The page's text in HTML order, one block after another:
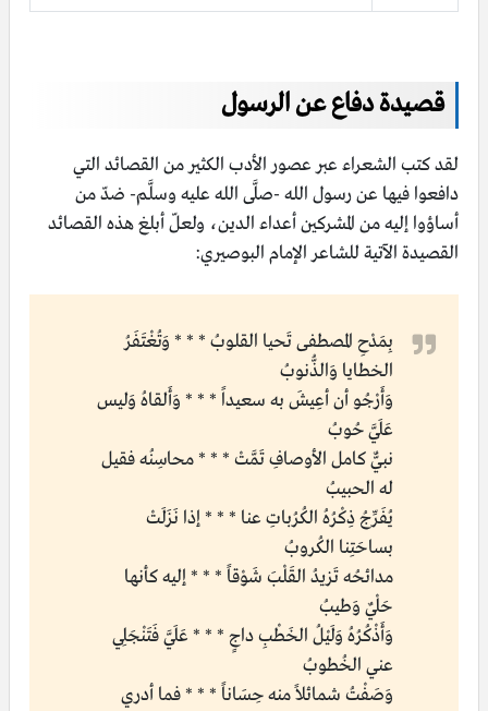
قصيدة دفاع عن الرسول
لقد كتب الشعراء عبر عصور الأدب الكثير من القصائد التي
دافعوا فيها عن رسول الله -صلَّى الله عليه وسلَّم- ضدّ من
أساؤوا إليه من المشركين أعداء الدين، ولعلّ أبلغ هذه القصائد
القصيدة الآتية للشاعر الإمام البوصيري:
بِمَدْحِ المصطفى تَحيا القلوبُ * * * وَتُغْتَفَرُ
الخطايا وَالذُّنوبُ
وَأَرْجُو أن أعِيشَ به سعيداً * * * وَأَلقاهُ وَليس
عَلَيَّ حُوبُ
نبيٌّ كامل الأوصافِ تَمَّتْ * * * محاسِنُه فقيل
له الحبيبُ
يُفَرِّجُ ذِكْرُهُ الكُرُباتِ عنا * * * إذا نَزَلَتْ
بساحَتِنا الكُروبُ
مدائحُه تَزيدُ القَلْبَ شَوْقاً * * * إليه كأنها
حَلْيٌ وَطيبُ
وَأَذْكُرُهُ وَلَيْلُ الخَطْبِ داجٍ * * * عَلَيَّ فَتَنْجَلِي
عني الخُطوبُ
وَصَفْتُ شمائلاً منه حِسَاناً * * * فما أدري